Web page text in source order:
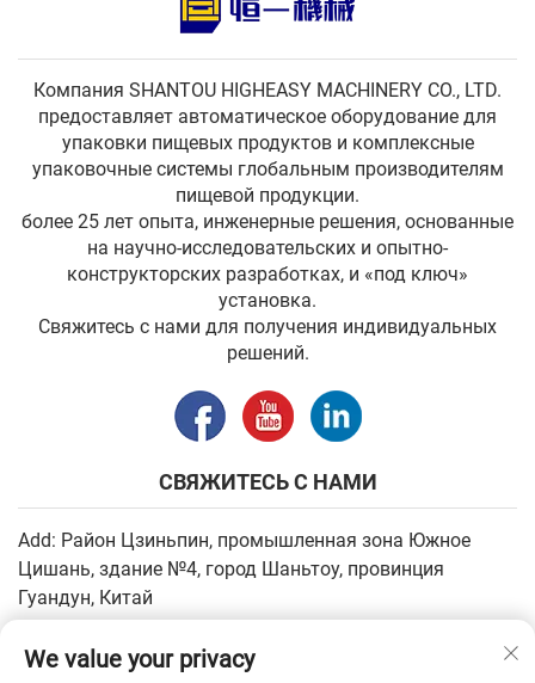
Компания SHANTOU HIGHEASY MACHINERY CO., LTD.
предоставляет автоматическое оборудование для
упаковки пищевых продуктов и комплексные
упаковочные системы глобальным производителям
пищевой продукции.
более 25 лет опыта, инженерные решения, основанные
на научно-исследовательских и опытно-
конструкторских разработках, и «под ключ»
установка.
Свяжитесь с нами для получения индивидуальных
решений.
СВЯЖИТЕСЬ С НАМИ
Add: Район Цзиньпин, промышленная зона Южное
Цишань, здание №4, город Шаньтоу, провинция
Гуандун, Китай
+86-13502930779
We value your privacy